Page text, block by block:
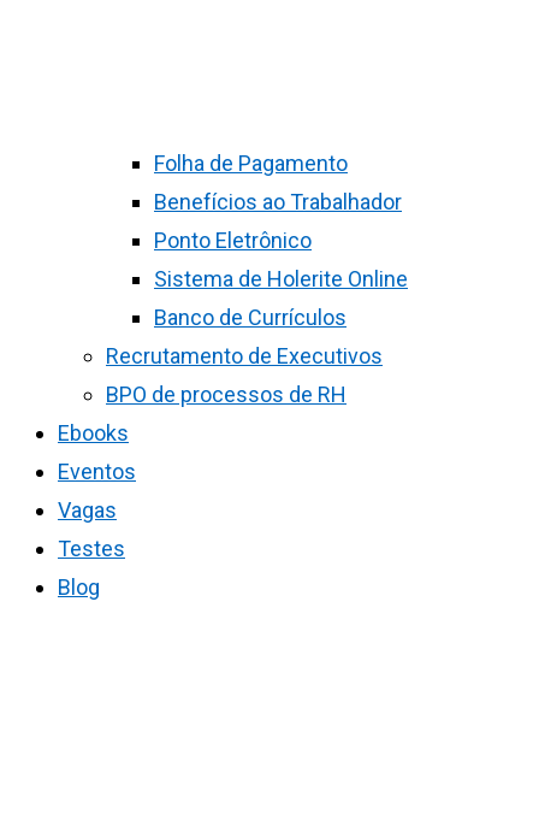
Folha de Pagamento
Benefícios ao Trabalhador
Ponto Eletrônico
Sistema de Holerite Online
Banco de Currículos
Recrutamento de Executivos
BPO de processos de RH
Ebooks
Eventos
Vagas
Testes
Blog